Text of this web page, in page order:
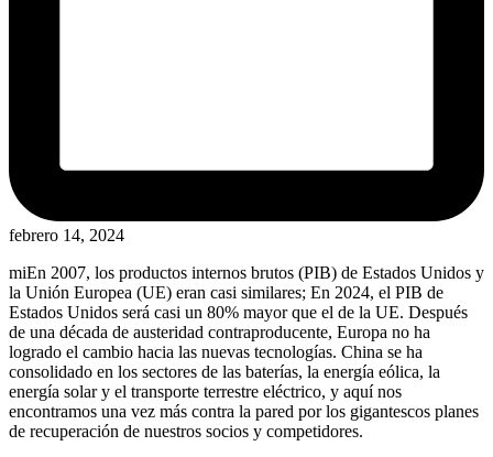
febrero 14, 2024
miEn 2007, los productos internos brutos (PIB) de Estados Unidos y
la Unión Europea (UE) eran casi similares; En 2024, el PIB de
Estados Unidos será casi un 80% mayor que el de la UE. Después
de una década de austeridad contraproducente, Europa no ha
logrado el cambio hacia las nuevas tecnologías. China se ha
consolidado en los sectores de las baterías, la energía eólica, la
energía solar y el transporte terrestre eléctrico, y aquí nos
encontramos una vez más contra la pared por los gigantescos planes
de recuperación de nuestros socios y competidores.